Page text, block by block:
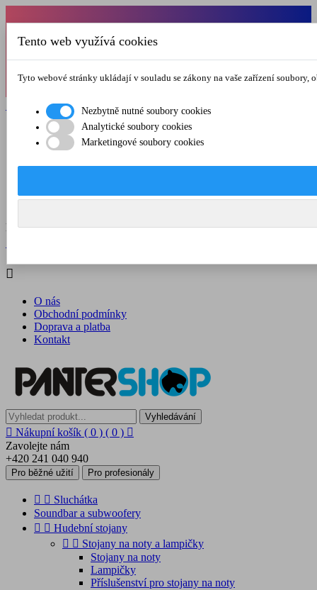
Od 1.7.-31.8.2026 budeme mít v pátek
zkrácenou provozní dobu do 12.00 hod. Přejeme
Registrovat  Přihlásit se
O nás
Kontakt
Menu  

O nás
Obchodní podmínky
Doprava a platba
Kontakt
Vyhledávání
 Nákupní košík ( 0 ) ( 0 ) 
Zavolejte nám
+420 241 040 940
Pro běžné užití Pro profesionály
  Sluchátka
Soundbar a subwoofery
  Hudební stojany
  Stojany na noty a lampičky
Stojany na noty
Lampičky
Příslušenství pro stojany na noty
Tento web využívá cookies
Tyto webové stránky ukládají v souladu se zákony na vaše zařízení
Nezbytně nutné soubory cookies
Analytické soubory cookies
Marketingové soubory cookies